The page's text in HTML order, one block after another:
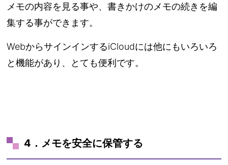
メモの内容を見る事や、書きかけのメモの続きを編
集する事ができます。
WebからサインインするiCloudには他にもいろいろ
と機能があり、とても便利です。
4．メモを安全に保管する